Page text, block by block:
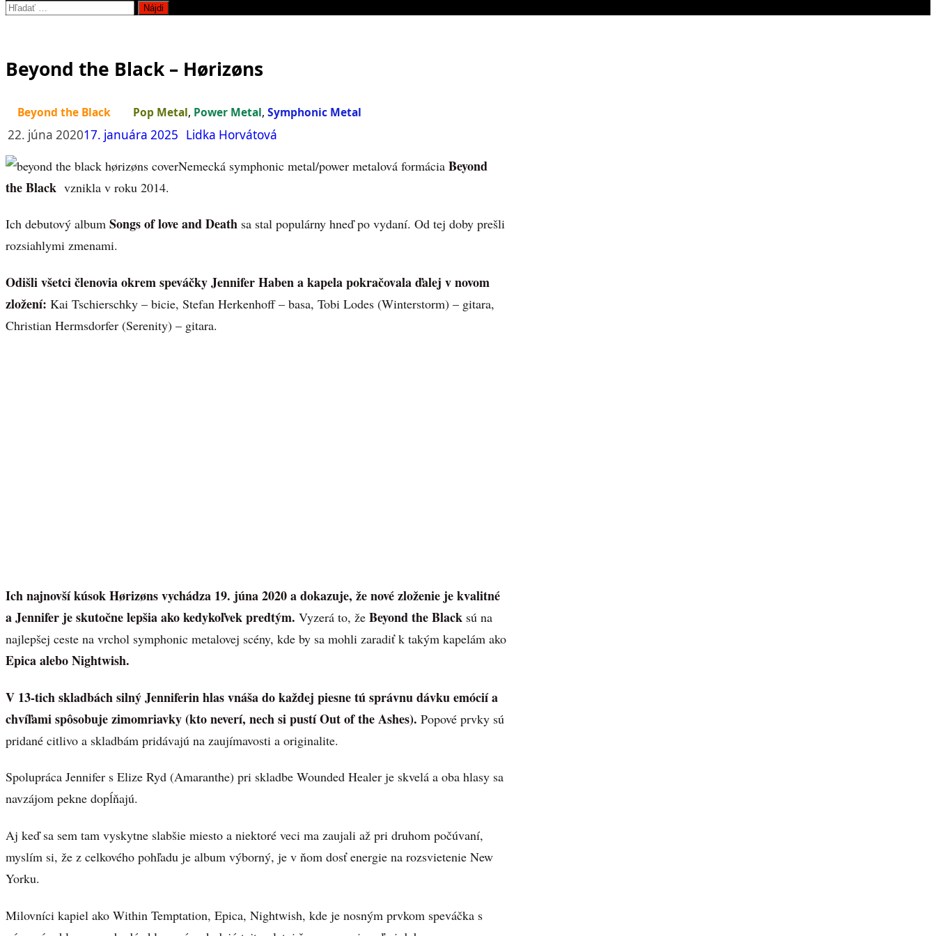
Hľadať:
Beyond the Black – Hørizøns
Beyond the Black Pop Metal, Power Metal, Symphonic Metal
22. júna 202017. januára 2025 Lidka Horvátová
Nemecká symphonic metal/power metalová formácia Beyond
the Black vznikla v roku 2014.
Ich debutový album Songs of love and Death sa stal populárny hneď po vydaní. Od tej doby prešli
rozsiahlymi zmenami.
Odišli všetci členovia okrem speváčky Jennifer Haben a kapela pokračovala ďalej v novom
zložení: Kai Tschierschky – bicie, Stefan Herkenhoff – basa, Tobi Lodes (Winterstorm) – gitara,
Christian Hermsdorfer (Serenity) – gitara.
Ich najnovší kúsok Hørizøns vychádza 19. júna 2020 a dokazuje, že nové zloženie je kvalitné
a Jennifer je skutočne lepšia ako kedykoľvek predtým. Vyzerá to, že Beyond the Black sú na
najlepšej ceste na vrchol symphonic metalovej scény, kde by sa mohli zaradiť k takým kapelám ako
Epica alebo Nightwish.
V 13-tich skladbách silný Jenniferin hlas vnáša do každej piesne tú správnu dávku emócií a
chvíľami spôsobuje zimomriavky (kto neverí, nech si pustí Out of the Ashes). Popové prvky sú
pridané citlivo a skladbám pridávajú na zaujímavosti a originalite.
Spolupráca Jennifer s Elize Ryd (Amaranthe) pri skladbe Wounded Healer je skvelá a oba hlasy sa
navzájom pekne dopĺňajú.
Aj keď sa sem tam vyskytne slabšie miesto a niektoré veci ma zaujali až pri druhom počúvaní,
myslím si, že z celkového pohľadu je album výborný, je v ňom dosť energie na rozsvietenie New
Yorku.
Milovníci kapiel ako Within Temptation, Epica, Nightwish, kde je nosným prvkom speváčka s